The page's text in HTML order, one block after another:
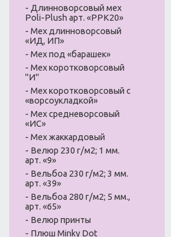
- Длинноворсовый мех
Poli-Plush арт. «PPK20»
- Мех длинноворсовый
«ИД, ИП»
- Мех под «барашек»
- Мех коротковорсовый
"И"
- Мех коротковорсовый с
«ворсоукладкой»
- Мех средневорсовый
«ИС»
- Мех жаккардовый
- Велюр 230 г/м2; 1 мм.
арт. «9»
- Вельбоа 230 г/м2; 3 мм.
арт. «39»
- Вельбоа 280 г/м2; 5 мм.,
арт. «65»
- Велюр принты
- Плюш Minky Dot